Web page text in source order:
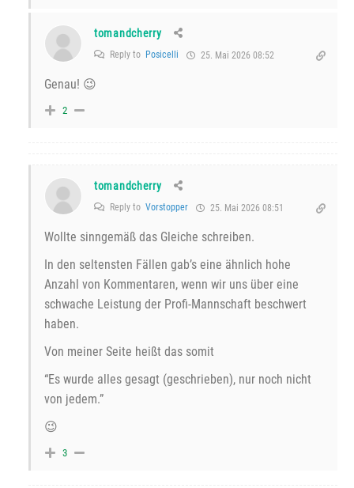
tomandcherry
Reply to Posicelli 25. Mai 2026 08:52
Genau! 😉
2
tomandcherry
Reply to Vorstopper 25. Mai 2026 08:51
Wollte sinngemäß das Gleiche schreiben.
In den seltensten Fällen gab’s eine ähnlich hohe
Anzahl von Kommentaren, wenn wir uns über eine
schwache Leistung der Profi-Mannschaft beschwert
haben.
Von meiner Seite heißt das somit
“Es wurde alles gesagt (geschrieben), nur noch nicht
von jedem.”
😉
3